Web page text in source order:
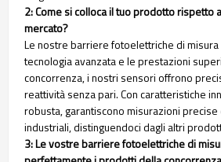
2: Come si colloca il tuo prodotto rispetto
mercato?
Le nostre barriere fotoelettriche di
tecnologia avanzata e le prestazioni
concorrenza, i nostri sensori offrono
reattività senza pari. Con caratteristiche
robusta, garantiscono misurazioni
industriali, distinguendoci dagli altri
3: Le vostre barriere fotoelettriche di